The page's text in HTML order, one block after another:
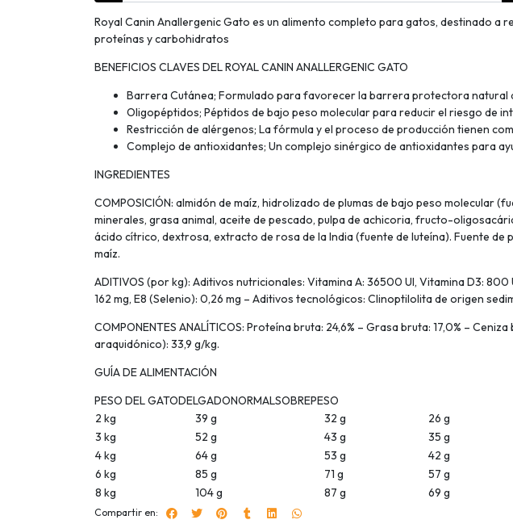
Royal Canin Anallergenic Gato es un alimento completo para gatos, destinado
proteínas y carbohidratos
BENEFICIOS CLAVES DEL ROYAL CANIN ANALLERGENIC GATO
Barrera Cutánea; Formulado para favorecer la barrera protectora natural
Oligopéptidos; Péptidos de bajo peso molecular para reducir el riesgo de
Restricción de alérgenos; La fórmula y el proceso de producción tienen
Complejo de antioxidantes; Un complejo sinérgico de antioxidantes para
INGREDIENTES
COMPOSICIÓN: almidón de maíz, hidrolizado de plumas de bajo peso
minerales, grasa animal, aceite de pescado, pulpa de achicoria, fructo-
ácido cítrico, dextrosa, extracto de rosa de la India (fuente de luteína). Fuente
maíz.
ADITIVOS (por kg): Aditivos nutricionales: Vitamina A: 36500 UI, Vitamina D3: 800
162 mg, E8 (Selenio): 0,26 mg – Aditivos tecnológicos: Clinoptilolita de origen
COMPONENTES ANALÍTICOS: Proteína bruta: 24,6% – Grasa bruta: 17,0% –
araquidónico): 33,9 g/kg.
GUÍA DE ALIMENTACIÓN
PESO DEL GATODELGADONORMALSOBREPESO
2 kg
39 g 32 g
26 g
3 kg
52 g 43 g
35 g
4 kg
64 g 53 g
42 g
6 kg
85 g 71 g
57 g
8 kg
104 g 87 g 69 g
Compartir en: